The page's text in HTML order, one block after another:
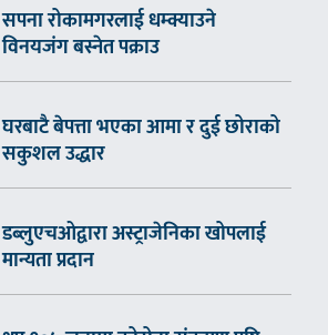
सपना रोकामगरलाई धम्क्याउने
विनयजंग बस्नेत पक्राउ
घरबाटै बेपत्ता भएका आमा र दुई छोराको
सकुशल उद्धार
डब्लुएचओद्वारा अस्ट्राजेनिका खोपलाई
मान्यता प्रदान